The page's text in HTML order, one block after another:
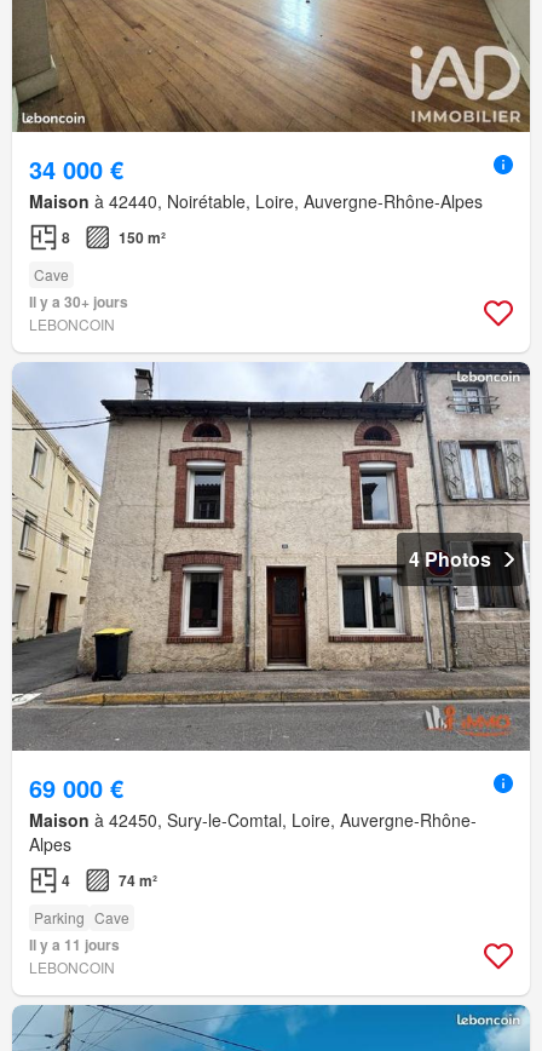
34 000 €
Maison à 42440, Noirétable, Loire, Auvergne-Rhône-Alpes
8 150 m²
Cave
Il y a 30+ jours
LEBONCOIN
4 Photos
69 000 €
Maison à 42450, Sury-le-Comtal, Loire, Auvergne-Rhône-
Alpes
4 74 m²
Parking Cave
Il y a 11 jours
LEBONCOIN